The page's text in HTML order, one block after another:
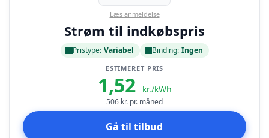
Læs anmeldelse
Strøm til indkøbspris
Pristype: Variabel Binding: Ingen
ESTIMERET PRIS
1,52 kr./kWh
506 kr. pr. måned
Gå til tilbud